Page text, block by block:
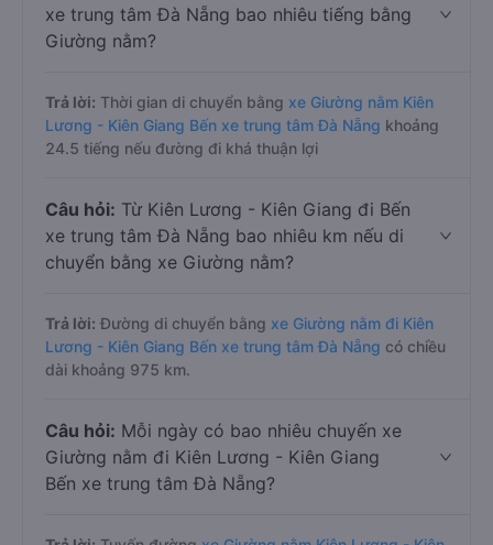
xe trung tâm Đà Nẵng bao nhiêu tiếng bằng
Giường nằm?
Trả lời: Thời gian di chuyển bằng xe Giường nằm Kiên
Lương - Kiên Giang Bến xe trung tâm Đà Nẵng khoảng
24.5 tiếng nếu đường đi khá thuận lợi
Câu hỏi: Từ Kiên Lương - Kiên Giang đi Bến
xe trung tâm Đà Nẵng bao nhiêu km nếu di
chuyển bằng xe Giường nằm?
Trả lời: Đường di chuyển bằng xe Giường nằm đi Kiên
Lương - Kiên Giang Bến xe trung tâm Đà Nẵng có chiều
dài khoảng 975 km.
Câu hỏi: Mỗi ngày có bao nhiêu chuyến xe
Giường nằm đi Kiên Lương - Kiên Giang
Bến xe trung tâm Đà Nẵng?